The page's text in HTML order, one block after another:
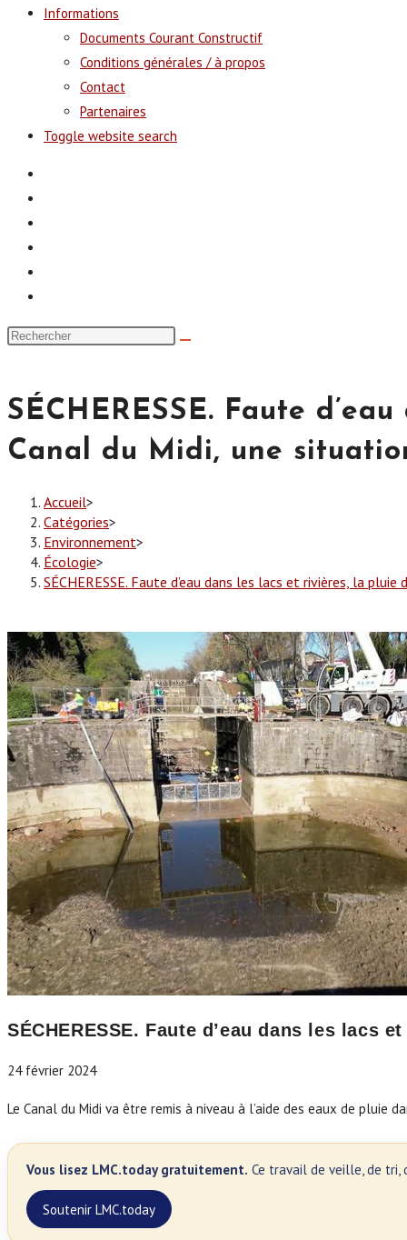
Informations
Documents Courant Constructif
Conditions générales / à propos
Contact
Partenaires
Toggle website search
SÉCHERESSE. Faute
Canal du Midi, une
Accueil>
Catégories>
Environnement>
Écologie>
SÉCHERESSE. Faute d’eau dans les lacs et rivières, la
SÉCHERESSE. Faute d’eau dans les
24 février 2024
Le Canal du Midi va être remis à niveau à l’aide des eaux de pluie
Vous lisez LMC.today gratuitement. Ce travail de veille, de tri,
Soutenir LMC.today